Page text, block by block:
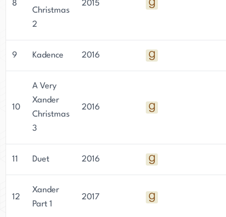
8
Christmas
2
2015
9 Kadence 2016
10
A Very
Xander
Christmas
3
2016
11 Duet 2016
12
Xander
Part 1
2017